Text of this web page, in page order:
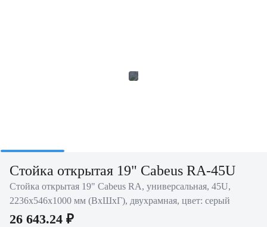
Стойка открытая 19" Cabeus RA-45U
Стойка открытая 19" Cabeus RА, универсальная, 45U,
2236х546х1000 мм (ВхШхГ), двухрамная, цвет: серый
26 643.24 ₽